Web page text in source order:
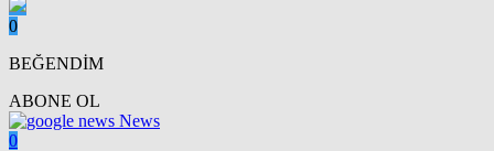
0
BEĞENDİM
ABONE OL
News
0